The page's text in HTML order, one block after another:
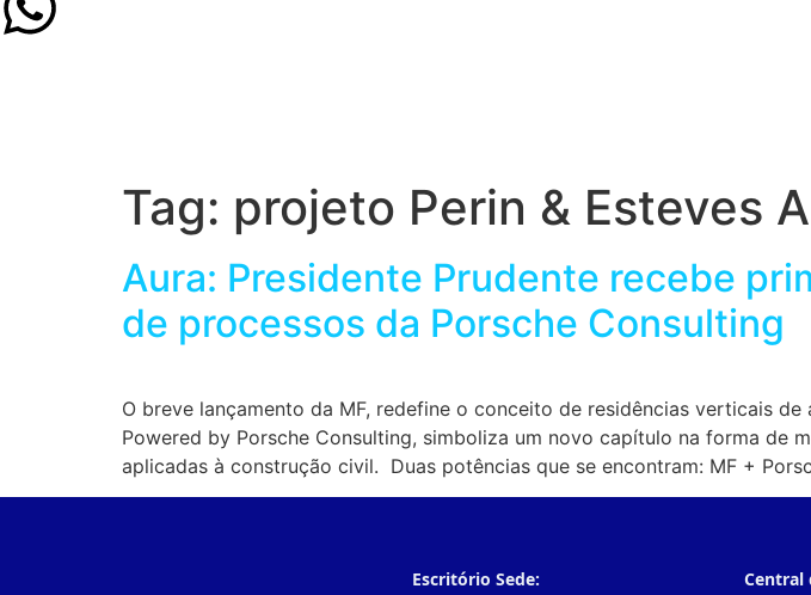
Tag: projeto Perin & Esteves
Aura: Presidente Prudente recebe
de processos da Porsche Consulting
O breve lançamento da MF, redefine o conceito de residências verticais
Powered by Porsche Consulting, simboliza um novo capítulo na forma de
aplicadas à construção civil. Duas potências que se encontram: MF +
Escritório Sede:
Central